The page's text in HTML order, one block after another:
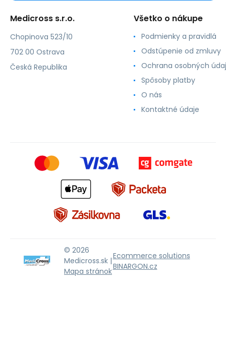
Medicross s.r.o.
Chopinova 523/10
702 00 Ostrava
Česká Republika
Všetko o nákupe
Podmienky a pravidlá
Odstúpenie od zmluvy
Ochrana osobných
Spôsoby platby
O nás
Kontaktné údaje
© 2026
Medicross.sk |
Mapa stránok
Ecommerce solutions
BINARGON.cz